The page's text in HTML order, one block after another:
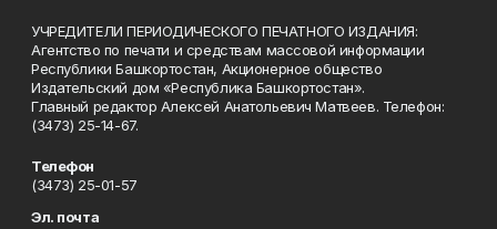
УЧРЕДИТЕЛИ ПЕРИОДИЧЕСКОГО ПЕЧАТНОГО ИЗДАНИЯ:
Агентство по печати и средствам массовой информации
Республики Башкортостан, Акционерное общество
Издательский дом «Республика Башкортостан».
Главный редактор Алексей Анатольевич Матвеев. Телефон:
(3473) 25-14-67.
Телефон
(3473) 25-01-57
Эл. почта